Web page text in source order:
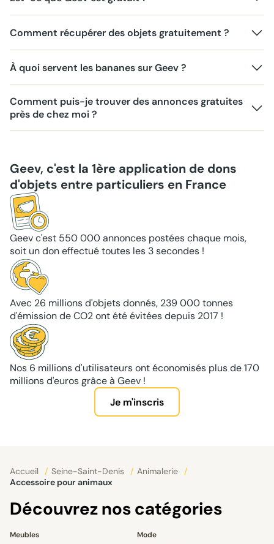
Comment récupérer des objets gratuitement ?
À quoi servent les bananes sur Geev ?
Comment puis-je trouver des annonces gratuites
près de chez moi ?
Geev, c'est la 1ère application de dons
d'objets entre particuliers en France
Geev c'est 550 000 annonces postées chaque mois,
soit un don effectué toutes les 3 secondes !
Avec 26 millions d'objets donnés, 239 000 tonnes
d'émission de CO2 ont été évitées depuis 2017 !
Nos 6 millions d'utilisateurs ont économisés plus de 170
millions d'euros grâce à Geev !
Je m'inscris
Accueil / Seine-Saint-Denis / Animalerie
/
Accessoire pour animaux
Découvrez nos catégories
Meubles
Mode